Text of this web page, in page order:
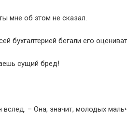
мне об этом не сказал.
бухгалтерией бегали его
сущий бред!
– Она, значит, молодых